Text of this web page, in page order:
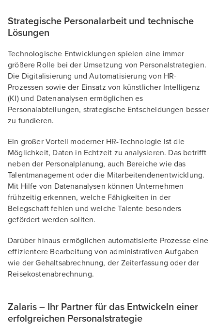
Strategische Personalarbeit und technische
Lösungen
Technologische Entwicklungen spielen eine immer
größere Rolle bei der Umsetzung von Personalstrategien.
Die Digitalisierung und Automatisierung von HR-
Prozessen sowie der Einsatz von künstlicher Intelligenz
(KI) und Datenanalysen ermöglichen es
Personalabteilungen, strategische Entscheidungen besser
zu fundieren.
Ein großer Vorteil moderner HR-Technologie ist die
Möglichkeit, Daten in Echtzeit zu analysieren. Das betrifft
neben der Personalplanung, auch Bereiche wie das
Talentmanagement oder die Mitarbeitendenentwicklung.
Mit Hilfe von Datenanalysen können Unternehmen
frühzeitig erkennen, welche Fähigkeiten in der
Belegschaft fehlen und welche Talente besonders
gefördert werden sollten.
Darüber hinaus ermöglichen automatisierte Prozesse eine
effizientere Bearbeitung von administrativen Aufgaben
wie der Gehaltsabrechnung, der Zeiterfassung oder der
Reisekostenabrechnung.
Zalaris – Ihr Partner für das Entwickeln einer
erfolgreichen Personalstrategie